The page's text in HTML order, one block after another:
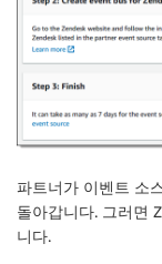
파트너가 이벤트 소
돌아갑니다. 그러면
니다.